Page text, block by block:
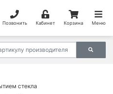
Позвонить Кабинет Корзина Меню
стекла